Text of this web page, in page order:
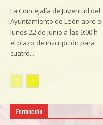
La Concejalía de Juventud del
Ayuntamiento de León abre el
lunes 22 de junio a las 9:00 h
el plazo de inscripción para
cuatro...
Formación